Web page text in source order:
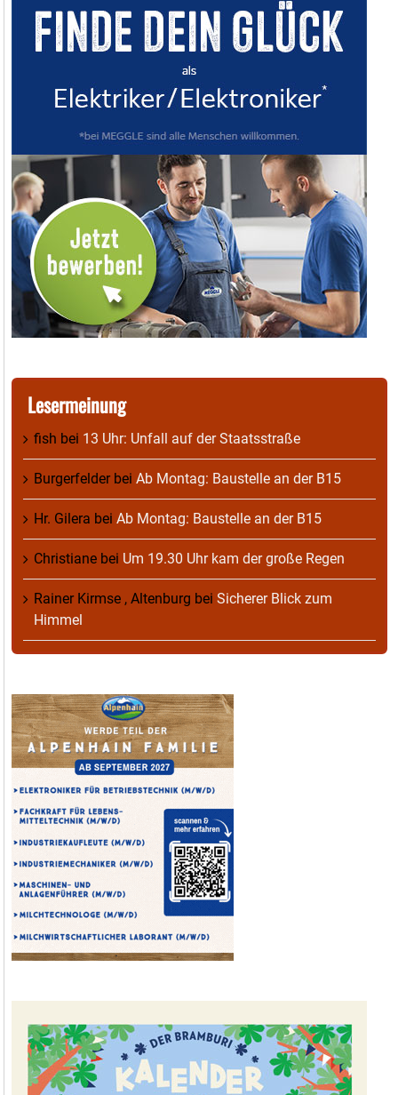
Lesermeinung
fish bei 13 Uhr: Unfall auf der Staatsstraße
Burgerfelderbei Ab Montag: Baustelle an der B15
Hr. Gilera bei Ab Montag: Baustelle an der B15
Christiane bei Um 19.30 Uhr kam der große Regen
Rainer Kirmse , Altenburg bei Sicherer Blick zum
Himmel